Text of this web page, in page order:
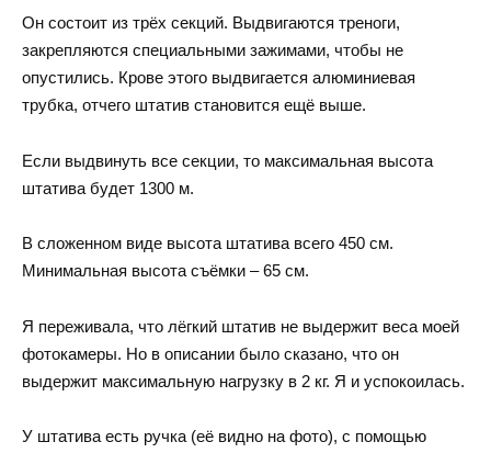
Он состоит из трёх секций. Выдвигаются треноги,
закрепляются специальными зажимами, чтобы не
опустились. Крове этого выдвигается алюминиевая
трубка, отчего штатив становится ещё выше.
Если выдвинуть все секции, то максимальная высота
штатива будет 1300 м.
В сложенном виде высота штатива всего 450 см.
Минимальная высота съёмки – 65 см.
Я переживала, что лёгкий штатив не выдержит веса моей
фотокамеры. Но в описании было сказано, что он
выдержит максимальную нагрузку в 2 кг. Я и успокоилась.
У штатива есть ручка (её видно на фото), с помощью